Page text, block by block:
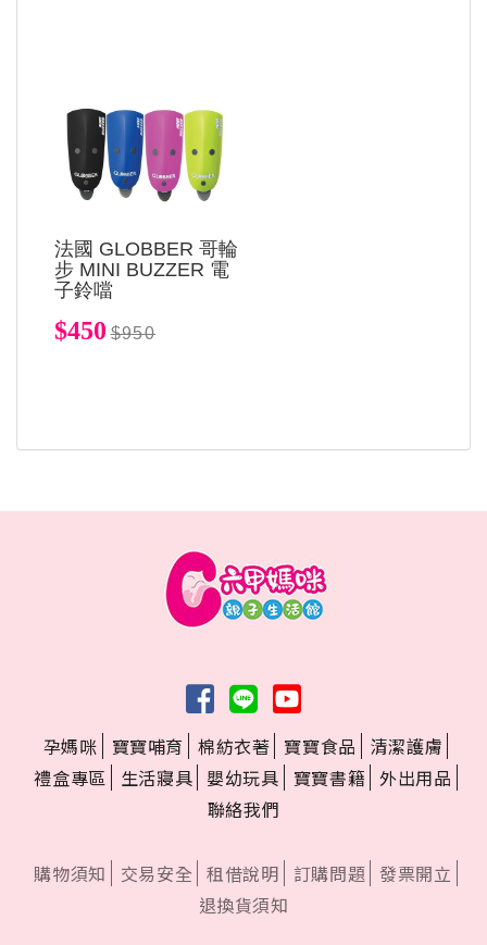
法國 GLOBBER 哥輪
步 MINI BUZZER 電
子鈴噹
$450 $950
孕媽咪 寶寶哺育 棉紡衣著 寶寶食品
清潔護膚
禮盒專區
生活寢具 嬰幼玩具 寶寶書籍 外出用品
聯絡我們
購物須知 交易安全 租借說明 訂購問題 發票開立
退換貨須知